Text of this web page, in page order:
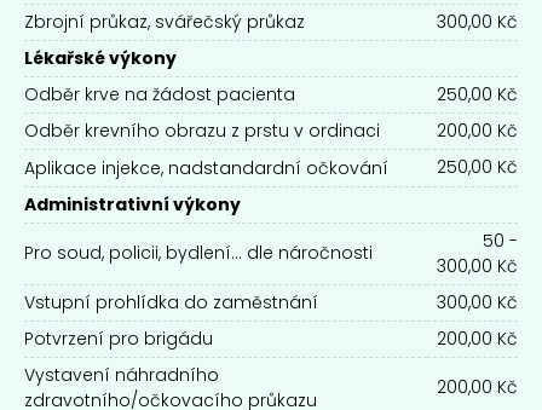
Zbrojní průkaz, svářečský průkaz
300,00 Kč
Lékařské výkony
Odběr krve na žádost pacienta
250,00 Kč
Odběr krevního obrazu z prstu v ordinaci
200,00 Kč
Aplikace injekce, nadstandardní očkování
250,00 Kč
Administrativní výkony
Pro soud, policii, bydlení... dle náročnosti
50 -
300,00 Kč
Vstupní prohlídka do zaměstnání
300,00 Kč
Potvrzení pro brigádu
200,00 Kč
Vystavení náhradního
zdravotního/očkovacího průkazu
200,00 Kč